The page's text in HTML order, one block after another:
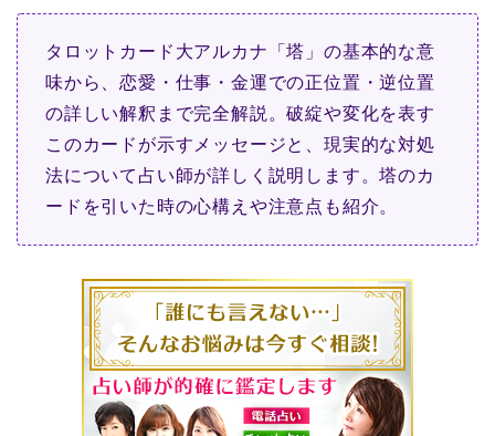
タロットカード大アルカナ「塔」の基本的な意
味から、恋愛・仕事・金運での正位置・逆位置
の詳しい解釈まで完全解説。破綻や変化を表す
このカードが示すメッセージと、現実的な対処
法について占い師が詳しく説明します。塔のカ
ードを引いた時の心構えや注意点も紹介。